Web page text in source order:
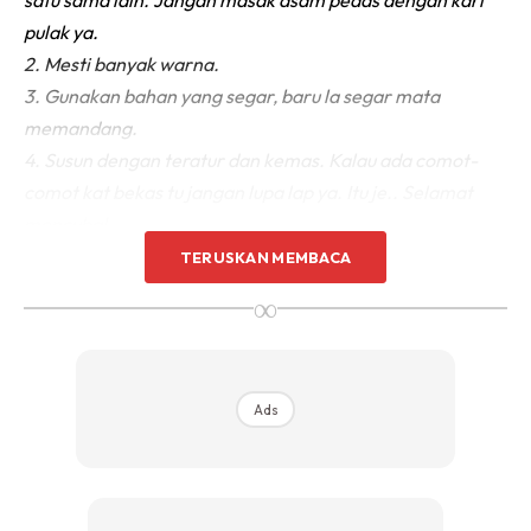
pulak ya.
2. Mesti banyak warna.
3. Gunakan bahan yang segar, baru la segar mata
memandang.
Antara koleksi inspirasi bekal ke sekolah dan tempat
kerja. Menu sarapan pagi dan makan tengahari.
TERUSKAN MEMBACA
∞
Ads